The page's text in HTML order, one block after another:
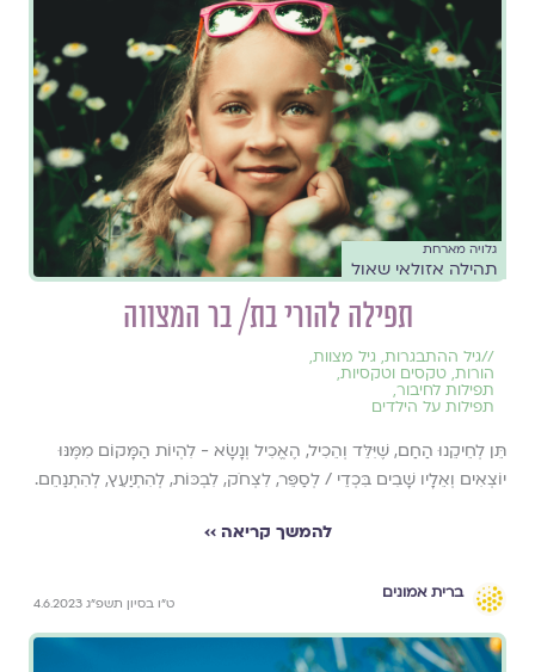
גלויה מארחת
תהילה אזולאי שאול
תפילה להורי בת/ בר המצווה
//גיל ההתבגרות, גיל מצוות,
הורות, טקסים וטקסיות,
תפילות לחיבור,
תפילות על הילדים
תֵּן לְחֵיקֵנוּ הַחַם, שֶׁיִּלֵּד וְהֵכִיל, הֶאֱכִיל וְנָשָׂא - לִהְיוֹת הַמָּקוֹם מִמֶּנּוּ
יוֹצְאִים וְאֵלָיו שָׁבִים בִּכְדֵי / לְסַפֵּר, לִצְחֹק, לִבְכּוֹת, לְהִתְיַעֵץ, לְהִתְנַחֵם.
להמשך קריאה ››
ברית אמונים
ט״ו בסיון תשפ״ג 4.6.2023